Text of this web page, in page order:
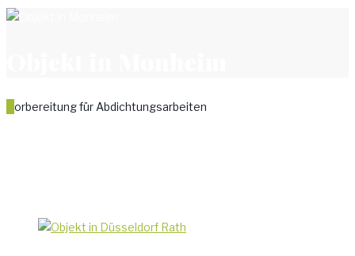
Vorbereitung für Abdichtungsarbeiten